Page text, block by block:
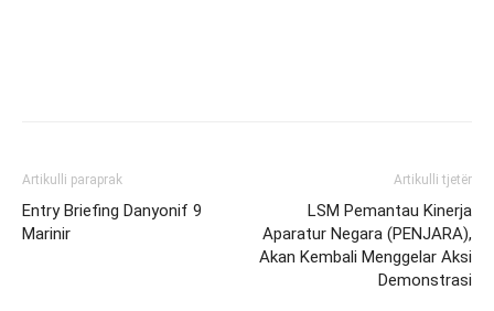
Artikulli paraprak
Entry Briefing Danyonif 9
Marinir
Artikulli tjetër
LSM Pemantau Kinerja
Aparatur Negara (PENJARA),
Akan Kembali Menggelar Aksi
Demonstrasi